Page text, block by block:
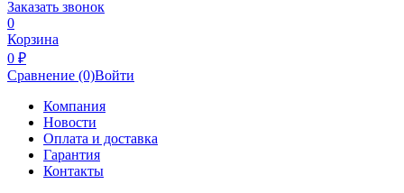
Заказать звонок
0
Корзина
0 ₽
Сравнение (0)Войти
Компания
Новости
Оплата и доставка
Гарантия
Контакты